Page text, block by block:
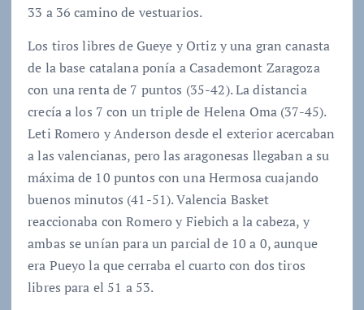
33 a 36 camino de vestuarios.
Los tiros libres de Gueye y Ortiz y una gran canasta
de la base catalana ponía a Casademont Zaragoza
con una renta de 7 puntos (35-42). La distancia
crecía a los 7 con un triple de Helena Oma (37-45).
Leti Romero y Anderson desde el exterior acercaban
a las valencianas, pero las aragonesas llegaban a su
máxima de 10 puntos con una Hermosa cuajando
buenos minutos (41-51). Valencia Basket
reaccionaba con Romero y Fiebich a la cabeza, y
ambas se unían para un parcial de 10 a 0, aunque
era Pueyo la que cerraba el cuarto con dos tiros
libres para el 51 a 53.